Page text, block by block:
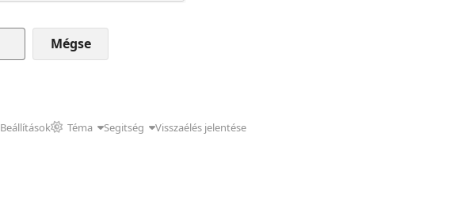
Mégse
Beállítások Téma Segitség Visszaélés jelentése